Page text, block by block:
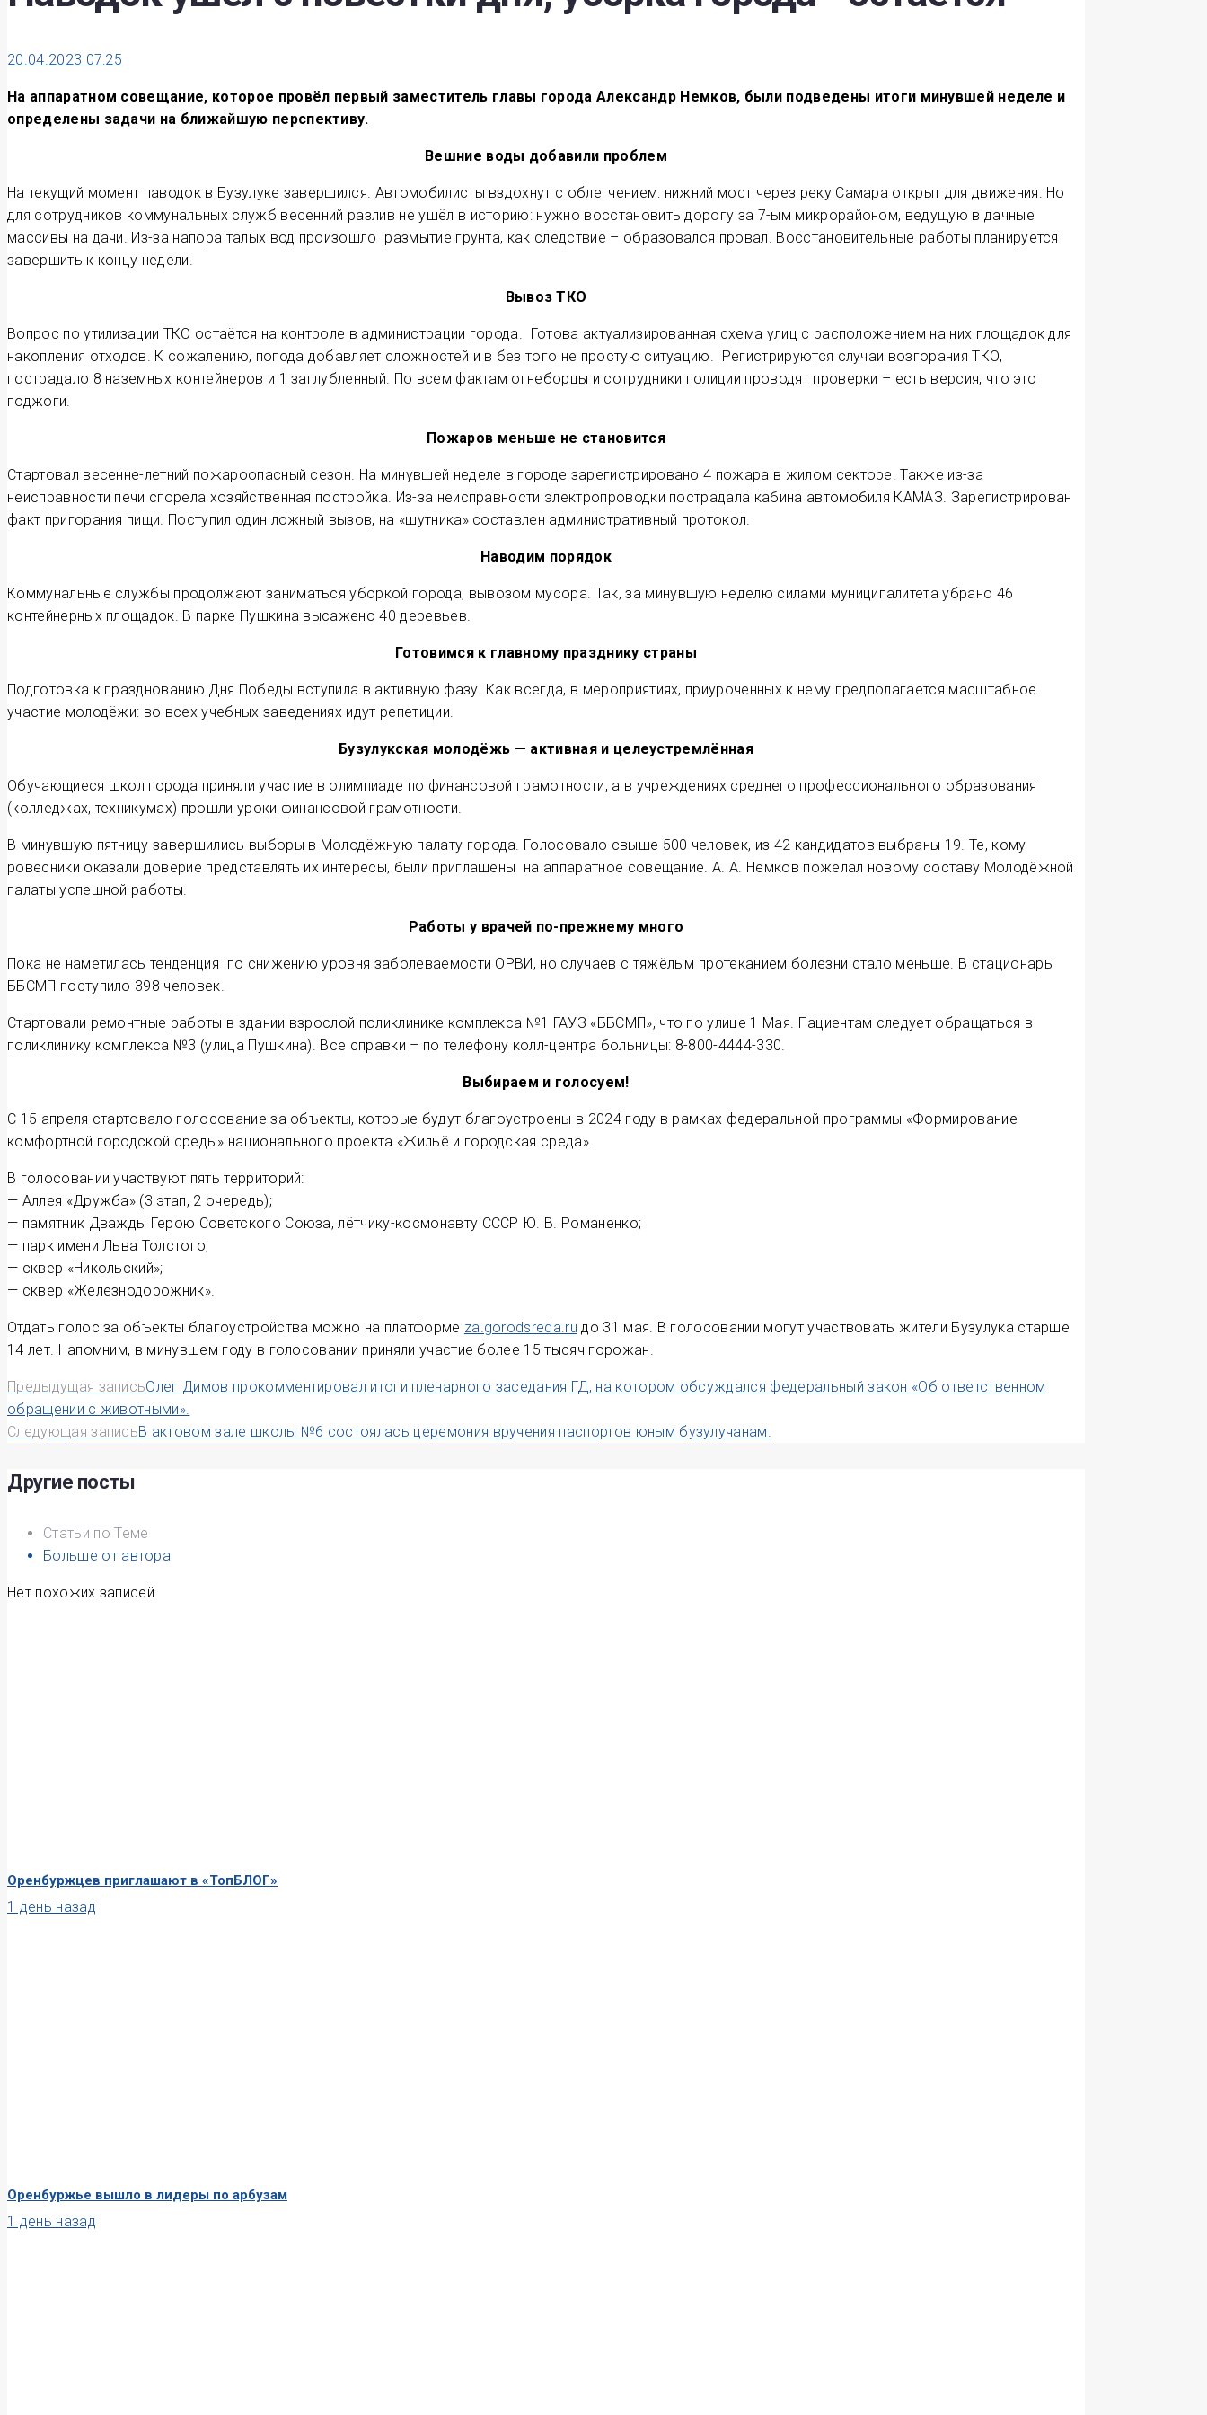
20.04.2023 07:25
На аппаратном совещание, которое провёл первый заместитель главы города Александр Немков, были подведены итоги минувшей неделе и
определены задачи на ближайшую перспективу.
Вешние воды добавили проблем
На текущий момент паводок в Бузулуке завершился. Автомобилисты вздохнут с облегчением: нижний мост через реку Самара открыт для движения. Но
для сотрудников коммунальных служб весенний разлив не ушёл в историю: нужно восстановить дорогу за 7-ым микрорайоном, ведущую в дачные
массивы на дачи. Из-за напора талых вод произошло размытие грунта, как следствие – образовался провал. Восстановительные работы планируется
завершить к концу недели.
Вывоз ТКО
Вопрос по утилизации ТКО остаётся на контроле в администрации города. Готова актуализированная схема улиц с расположением на них площадок для
накопления отходов. К сожалению, погода добавляет сложностей и в без того не простую ситуацию. Регистрируются случаи возгорания ТКО,
пострадало 8 наземных контейнеров и 1 заглубленный. По всем фактам огнеборцы и сотрудники полиции проводят проверки – есть версия, что это
поджоги.
Пожаров меньше не становится
Стартовал весенне-летний пожароопасный сезон. На минувшей неделе в городе зарегистрировано 4 пожара в жилом секторе. Также из-за
неисправности печи сгорела хозяйственная постройка. Из-за неисправности электропроводки пострадала кабина автомобиля КАМАЗ. Зарегистрирован
факт пригорания пищи. Поступил один ложный вызов, на «шутника» составлен административный протокол.
Наводим порядок
Коммунальные службы продолжают заниматься уборкой города, вывозом мусора. Так, за минувшую неделю силами муниципалитета убрано 46
контейнерных площадок. В парке Пушкина высажено 40 деревьев.
Готовимся к главному празднику страны
Подготовка к празднованию Дня Победы вступила в активную фазу. Как всегда, в мероприятиях, приуроченных к нему предполагается масштабное
участие молодёжи: во всех учебных заведениях идут репетиции.
Бузулукская молодёжь — активная и целеустремлённая
Обучающиеся школ города приняли участие в олимпиаде по финансовой грамотности, а в учреждениях среднего профессионального образования
(колледжах, техникумах) прошли уроки финансовой грамотности.
В минувшую пятницу завершились выборы в Молодёжную палату города. Голосовало свыше 500 человек, из 42 кандидатов выбраны 19. Те, кому
ровесники оказали доверие представлять их интересы, были приглашены на аппаратное совещание. А. А. Немков пожелал новому составу Молодёжной
палаты успешной работы.
Работы у врачей по-прежнему много
Пока не наметилась тенденция по снижению уровня заболеваемости ОРВИ, но случаев с тяжёлым протеканием болезни стало меньше. В стационары
ББСМП поступило 398 человек.
Стартовали ремонтные работы в здании взрослой поликлинике комплекса №1 ГАУЗ «ББСМП», что по улице 1 Мая. Пациентам следует обращаться в
поликлинику комплекса №3 (улица Пушкина). Все справки – по телефону колл-центра больницы: 8-800-4444-330.
Выбираем и голосуем!
С 15 апреля стартовало голосование за объекты, которые будут благоустроены в 2024 году в рамках федеральной программы «Формирование
комфортной городской среды» национального проекта «Жильё и городская среда».
В голосовании участвуют пять территорий:
— Аллея «Дружба» (3 этап, 2 очередь);
— памятник Дважды Герою Советского Союза, лётчику-космонавту СССР Ю. В. Романенко;
— парк имени Льва Толстого;
— сквер «Никольский»;
— сквер «Железнодорожник».
Отдать голос за объекты благоустройства можно на платформе za.gorodsreda.ru до 31 мая. В голосовании могут участвовать жители Бузулука старше
14 лет. Напомним, в минувшем году в голосовании приняли участие более 15 тысяч горожан.
Навигация
по
Предыдущая записьОлег Димов прокомментировал итоги пленарного заседания ГД, на котором обсуждался федеральный закон «Об ответственном
обращении с животными».
Следующая записьВ актовом зале школы №6 состоялась церемония вручения паспортов юным бузулучанам.
Другие посты
Статьи по Теме
Больше от автора
Нет похожих записей.
Оренбуржцев приглашают в «ТопБЛОГ»
1 день назад
Оренбуржье вышло в лидеры по арбузам
1 день назад